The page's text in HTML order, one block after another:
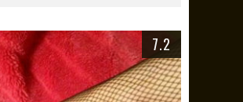
7.2